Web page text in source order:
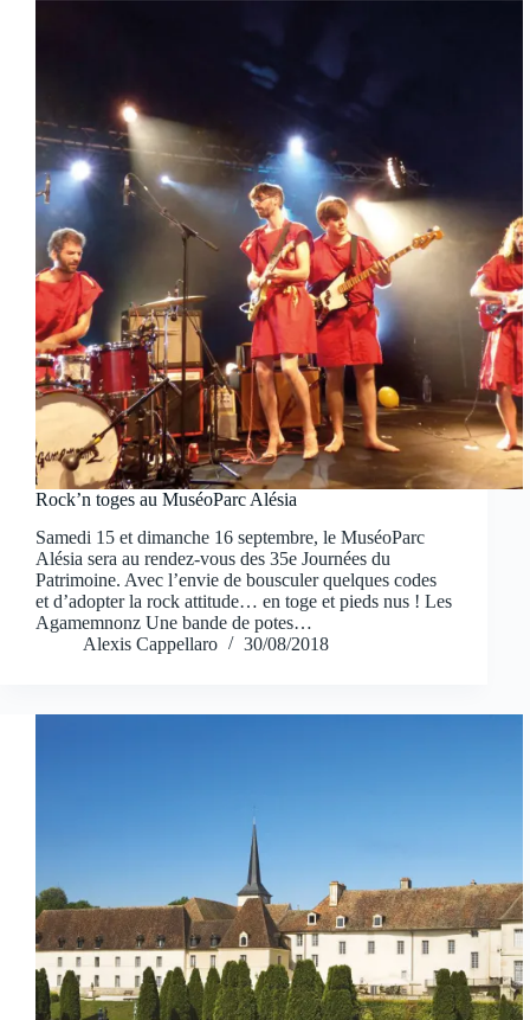
Rock’n toges au MuséoParc Alésia
Samedi 15 et dimanche 16 septembre, le MuséoParc
Alésia sera au rendez-vous des 35e Journées du
Patrimoine. Avec l’envie de bousculer quelques codes
et d’adopter la rock attitude… en toge et pieds nus ! Les
Agamemnonz Une bande de potes…
Alexis Cappellaro
30/08/2018